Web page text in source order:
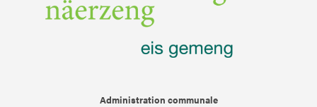
Administration communale